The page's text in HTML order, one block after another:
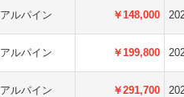
アルパイン ￥148,000
アルパイン ￥199,800
アルパイン ￥291,700